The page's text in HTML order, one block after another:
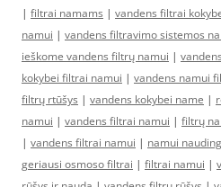
| filtrai namams | vandens filtrai
namui | vandens filtravimo sistemos
ieškome vandens filtrų namui |
kokybei filtrai namui | vandens namui
filtrų rtūšys | vandens kokybei name |
namui | vandens filtrai namui | filtrų
| vandens filtrai namui | namui
geriausi osmoso filtrai | filtrai namui |